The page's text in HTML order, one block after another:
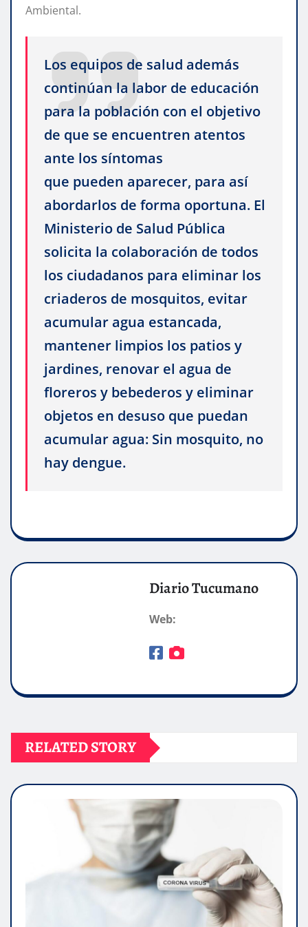
Ambiental.
Los equipos de salud además
continúan la labor de educación
para la población con el objetivo
de que se encuentren atentos
ante los síntomas
que pueden aparecer, para así
abordarlos de forma oportuna. El
Ministerio de Salud Pública
solicita la colaboración de todos
los ciudadanos para eliminar los
criaderos de mosquitos, evitar
acumular agua estancada,
mantener limpios los patios y
jardines, renovar el agua de
floreros y bebederos y eliminar
objetos en desuso que puedan
acumular agua: Sin mosquito, no
hay dengue.
Diario Tucumano
Web:
RELATED STORY